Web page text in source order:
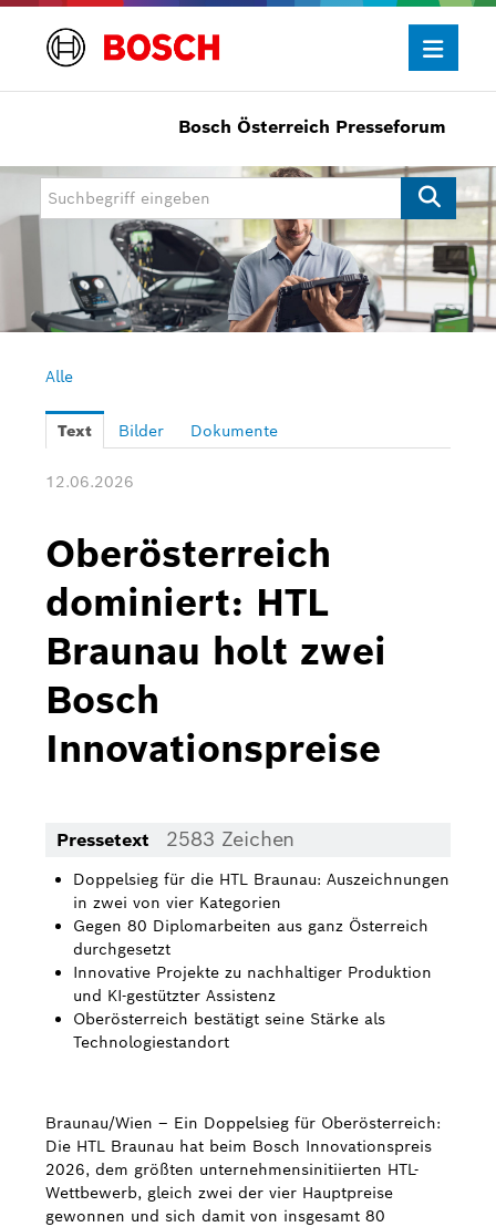
Presseinformationen
Allgemein/Wirtschaft
Bosch Innovationspreis
eBike Systems
Mobility
Power Tools
Buderus
Pressemappen
Hausgeräte
Downloads
Pressemappen
Videos
Über uns
Bosch in Österreich
Karriere bei Bosch in Österreich
Bosch Weltweit
Bosch Österreich Presseforum
Alle
Text Bilder Dokumente
12.06.2026
Oberösterreich
dominiert: HTL
Braunau holt zwei
Bosch
Innovationspreise
Pressetext 2583 Zeichen
Doppelsieg für die HTL Braunau: Auszeichnungen
in zwei von vier Kategorien
Gegen 80 Diplomarbeiten aus ganz Österreich
durchgesetzt
Innovative Projekte zu nachhaltiger Produktion
und KI-gestützter Assistenz
Oberösterreich bestätigt seine Stärke als
Technologiestandort
Braunau/Wien – Ein Doppelsieg für Oberösterreich:
Die HTL Braunau hat beim Bosch Innovationspreis
2026, dem größten unternehmensinitiierten HTL-
Wettbewerb, gleich zwei der vier Hauptpreise
gewonnen und sich damit von insgesamt 80